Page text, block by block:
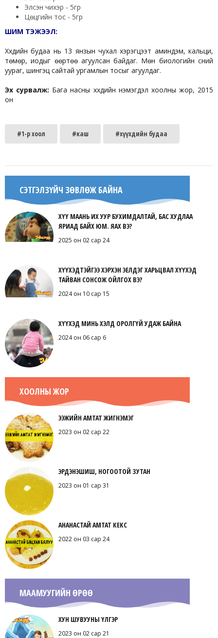
Элсэн чихэр - 5гр
Цөцгийн тос - 5гр
ШИМ ТЭЖЭЭЛ:
Хүүхдийн будаа нь 13 янзын чухал хэрэгцээт аминдэм, кальци,
төмөр, иодыг өөртөө агуулсан байдаг. Мөн биологийн сүүний
уураг, шингэц сайтай ургамлын тосыг агуулдаг.
Эх сурвалж: Бага насны хүүхдийн нэмэгдэл хоолны жор, 2015
он
#1-р хоол #каш #хүүхдийн будаа
СЭТГЭЛЗҮЙЧ ЗӨВЛӨЖ БАЙНА
ХҮҮ МААНЬ ИХ УУР БУХИМДАЛТАЙ, БАС ХУДЛАА
ЯРИАД БАЙХ ЮМ. ЯАХ ВЭ?
2025 он 02 сар 24
ХҮҮХЭДТЭЙГЭЭ ХЭРХЭН ЭЕЛДЭГ ХАРЬЦВАЛ ХҮҮХЭД
ТАЙВАН СОНСОЖ ОЙЛГОХ ВЭ?
2024 он 10 сар 15
ХҮҮХЭД МИНЬ ХЭЛД ОРОЛГҮЙ УДАЖ БАЙНА
2024 он 06 сар 6
ХООЛНЫ ЖОР
ЭЭЖИЙН АМТАТ ЖИГНЭМЭГ
2023 он 02 сар 22
ЭРДЭНЭШИШ, НОГООТОЙ ЗУТАН
2023 он 01 сар 31
АНАНАСТАЙ АМТАТ КЕКС
2022 он 03 сар 24
МААМУУГИЙН ӨРӨӨ
ХУН ШУВУУНЫ ҮЛГЭР
2023 он 02 сар 21